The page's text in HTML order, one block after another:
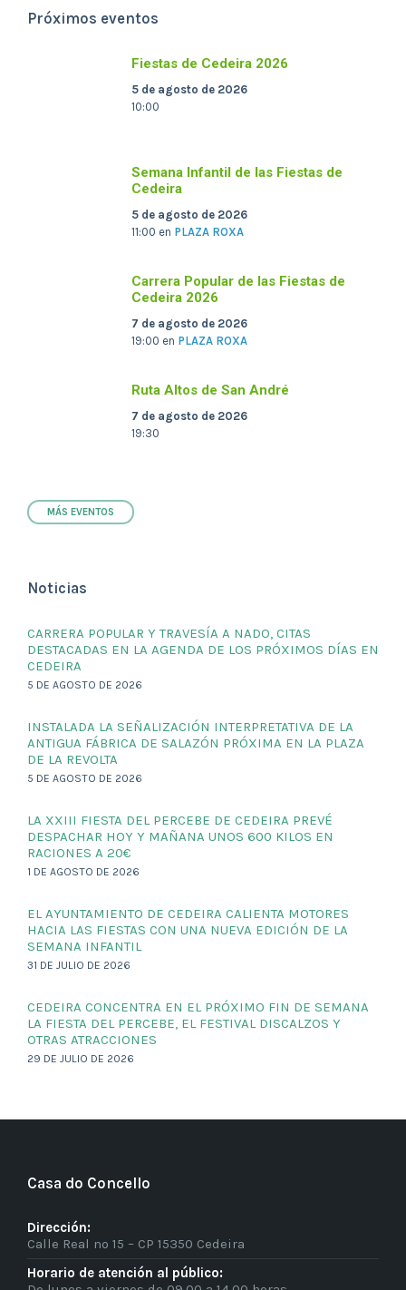
Próximos eventos
Fiestas de Cedeira 2026
5 de agosto de 2026
10:00
Semana Infantil de las Fiestas de
Cedeira
5 de agosto de 2026
11:00 en PLAZA ROXA
Carrera Popular de las Fiestas de
Cedeira 2026
7 de agosto de 2026
19:00 en PLAZA ROXA
Ruta Altos de San André
7 de agosto de 2026
19:30
MÁS EVENTOS
Noticias
CARRERA POPULAR Y TRAVESÍA A NADO, CITAS
DESTACADAS EN LA AGENDA DE LOS PRÓXIMOS DÍAS EN
CEDEIRA
5 DE AGOSTO DE 2026
INSTALADA LA SEÑALIZACIÓN INTERPRETATIVA DE LA
ANTIGUA FÁBRICA DE SALAZÓN PRÓXIMA EN LA PLAZA
DE LA REVOLTA
5 DE AGOSTO DE 2026
LA XXIII FIESTA DEL PERCEBE DE CEDEIRA PREVÉ
DESPACHAR HOY Y MAÑANA UNOS 600 KILOS EN
RACIONES A 20€
1 DE AGOSTO DE 2026
EL AYUNTAMIENTO DE CEDEIRA CALIENTA MOTORES
HACIA LAS FIESTAS CON UNA NUEVA EDICIÓN DE LA
SEMANA INFANTIL
31 DE JULIO DE 2026
CEDEIRA CONCENTRA EN EL PRÓXIMO FIN DE SEMANA
LA FIESTA DEL PERCEBE, EL FESTIVAL DISCALZOS Y
OTRAS ATRACCIONES
29 DE JULIO DE 2026
Casa do Concello
Dirección:
Calle Real nº 15 – CP 15350 Cedeira
Horario de atención al público: